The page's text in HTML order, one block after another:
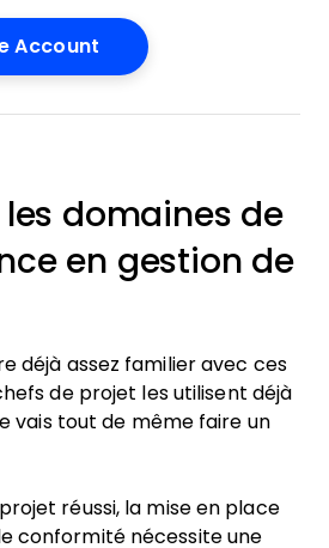
les domaines de
en gestion de
déjà assez familier avec ces
de projet les utilisent déjà
vais tout de même faire un
réussi, la mise en place
conformité nécessite une